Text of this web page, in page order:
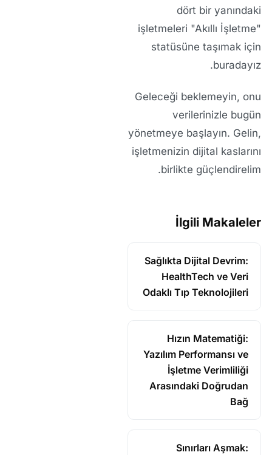
dört bir yanındaki
işletmeleri "Akıllı İşletme"
statüsüne taşımak için
buradayız.
Geleceği beklemeyin, onu
verilerinizle bugün
yönetmeye başlayın. Gelin,
işletmenizin dijital kaslarını
birlikte güçlendirelim.
İlgili Makaleler
Sağlıkta Dijital Devrim:
HealthTech ve Veri
Odaklı Tıp Teknolojileri
Hızın Matematiği:
Yazılım Performansı ve
İşletme Verimliliği
Arasındaki Doğrudan
Bağ
Sınırları Aşmak: